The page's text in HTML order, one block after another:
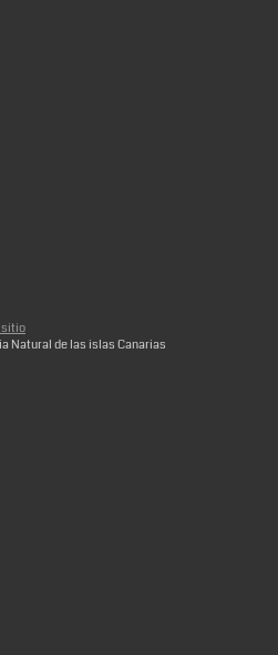
sitio
Natural de las islas Canarias